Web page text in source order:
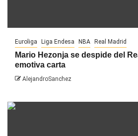
Euroliga Liga Endesa NBA Real Madrid
Mario Hezonja se despide del
emotiva carta
AlejandroSanchez